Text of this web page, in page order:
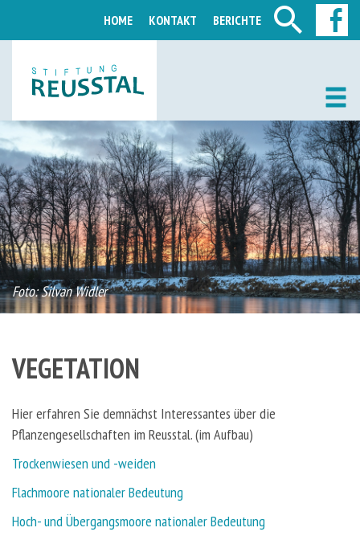
HOME KONTAKT BERICHTE
Foto: Silvan Widler
VEGETATION
Hier erfahren Sie demnächst Interessantes über die
Pflanzengesellschaften im Reusstal. (im Aufbau)
Trockenwiesen und -weiden
Flachmoore nationaler Bedeutung
Hoch- und Übergangsmoore nationaler Bedeutung